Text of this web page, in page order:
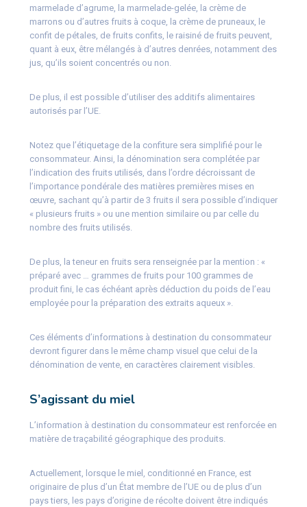
marmelade d’agrume, la marmelade-gelée, la crème de
marrons ou d’autres fruits à coque, la crème de pruneaux, le
confit de pétales, de fruits confits, le raisiné de fruits peuvent,
quant à eux, être mélangés à d’autres denrées, notamment des
jus, qu’ils soient concentrés ou non.
De plus, il est possible d’utiliser des additifs alimentaires
autorisés par l’UE.
Notez que l’étiquetage de la confiture sera simplifié pour le
consommateur. Ainsi, la dénomination sera complétée par
l’indication des fruits utilisés, dans l’ordre décroissant de
l’importance pondérale des matières premières mises en
œuvre, sachant qu’à partir de 3 fruits il sera possible d’indiquer
« plusieurs fruits » ou une mention similaire ou par celle du
nombre des fruits utilisés.
De plus, la teneur en fruits sera renseignée par la mention : «
préparé avec … grammes de fruits pour 100 grammes de
produit fini, le cas échéant après déduction du poids de l’eau
employée pour la préparation des extraits aqueux ».
Ces éléments d’informations à destination du consommateur
devront figurer dans le même champ visuel que celui de la
dénomination de vente, en caractères clairement visibles.
S’agissant du miel
L’information à destination du consommateur est renforcée en
matière de traçabilité géographique des produits.
Actuellement, lorsque le miel, conditionné en France, est
originaire de plus d’un État membre de l’UE ou de plus d’un
pays tiers, les pays d’origine de récolte doivent être indiqués